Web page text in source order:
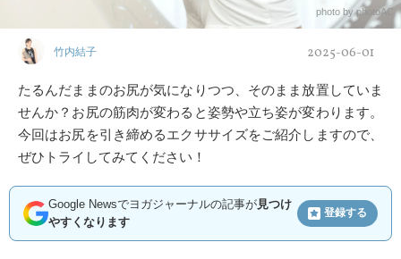
photo by photoAC
竹内結子 2025-06-01
たるんだままのお尻が気になりつつ、そのまま放置していま
せんか？お尻の筋肉が変わると姿勢や立ち姿が変わります。
今回はお尻を引き締めるエクササイズをご紹介しますので、
ぜひトライしてみてください！
Google Newsでヨガジャーナルの記事が見つけ
やすくなります
登録する